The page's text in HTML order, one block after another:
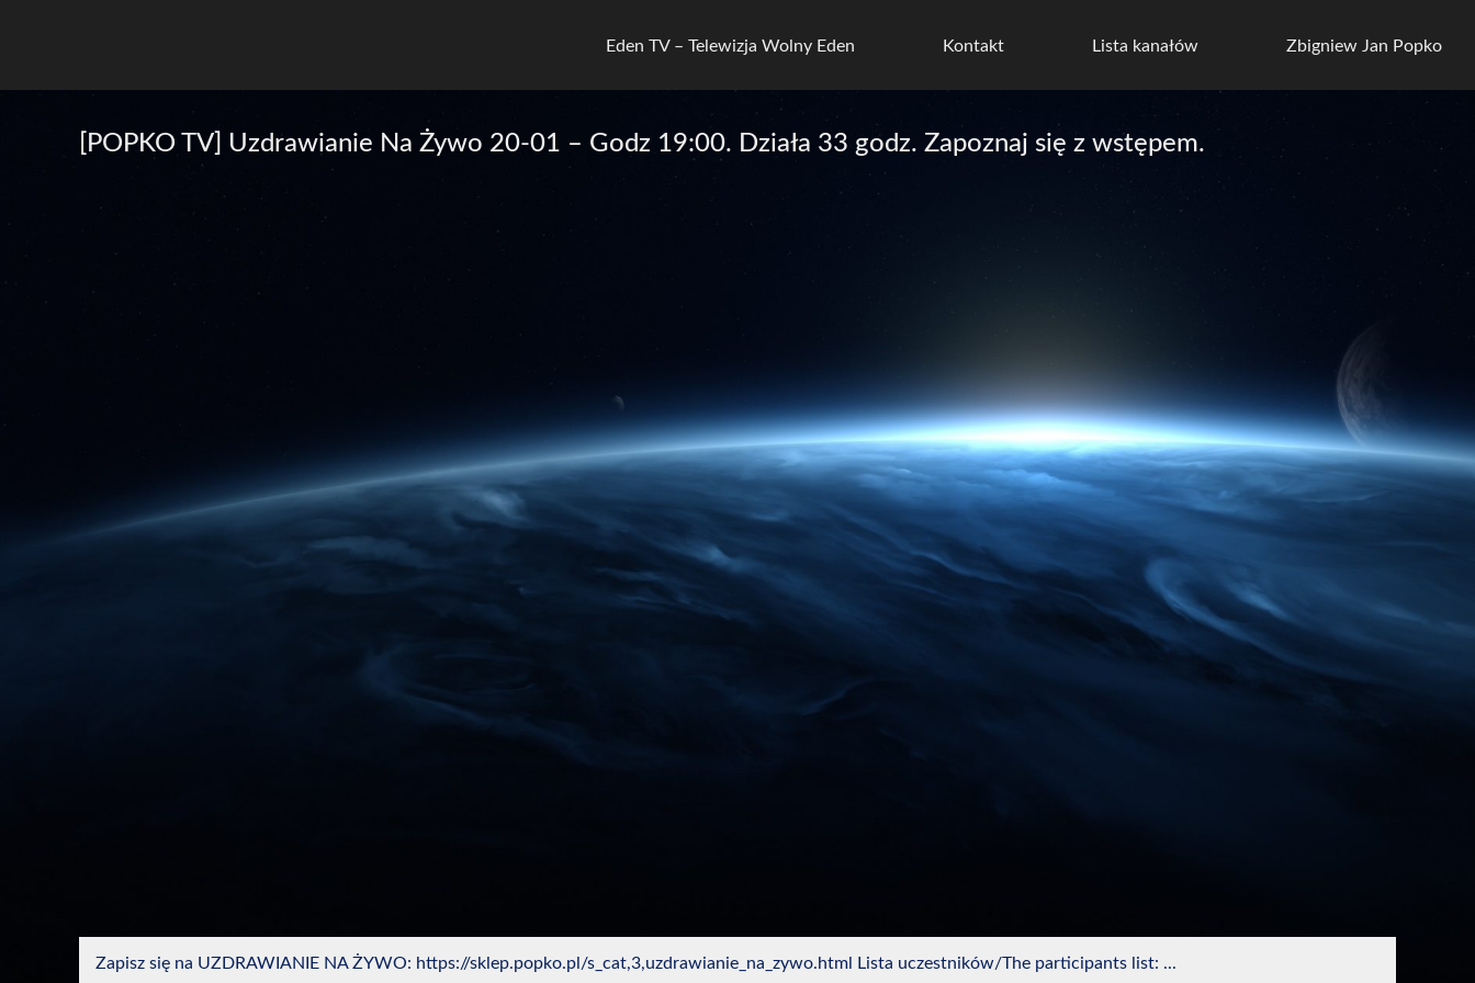
Eden TV – Telewizja Wolny Eden Kontakt Lista kanałów Zbigniew Jan Popko
[POPKO TV] Uzdrawianie Na Żywo 20-01 – Godz 19:00. Działa 33 godz. Zapoznaj się z wstępem.
Zapisz się na UZDRAWIANIE NA ŻYWO: https://sklep.popko.pl/s_cat,3,uzdrawianie_na_zywo.html Lista uczestników/The participants list: ...